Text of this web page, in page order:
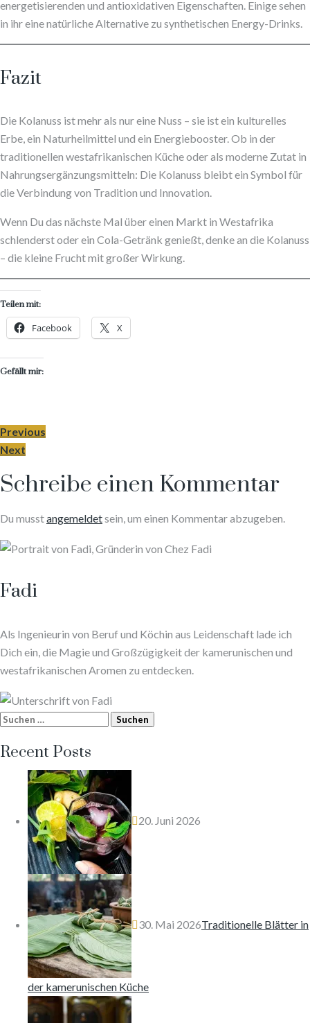
energetisierenden und antioxidativen Eigenschaften. Einige sehen
in ihr eine natürliche Alternative zu synthetischen Energy-Drinks.
Fazit
Die Kolanuss ist mehr als nur eine Nuss – sie ist ein kulturelles
Erbe, ein Naturheilmittel und ein Energiebooster. Ob in der
traditionellen westafrikanischen Küche oder als moderne Zutat in
Nahrungsergänzungsmitteln: Die Kolanuss bleibt ein Symbol für
die Verbindung von Tradition und Innovation.
Wenn Du das nächste Mal über einen Markt in Westafrika
schlenderst oder ein Cola-Getränk genießt, denke an die Kolanuss
– die kleine Frucht mit großer Wirkung.
Teilen mit:
Facebook X
Gefällt mir:
Previous
Next
Schreibe einen Kommentar
Du musstangemeldetsein, um einen Kommentar abzugeben.
Fadi
Als Ingenieurin von Beruf und Köchin aus Leidenschaft lade ich
Dich ein, die Magie und Großzügigkeit der kamerunischen und
westafrikanischen Aromen zu entdecken.
Suchen
Recent Posts
20. Juni 2026
30. Mai 2026Traditionelle Blätter in
der kamerunischen Küche